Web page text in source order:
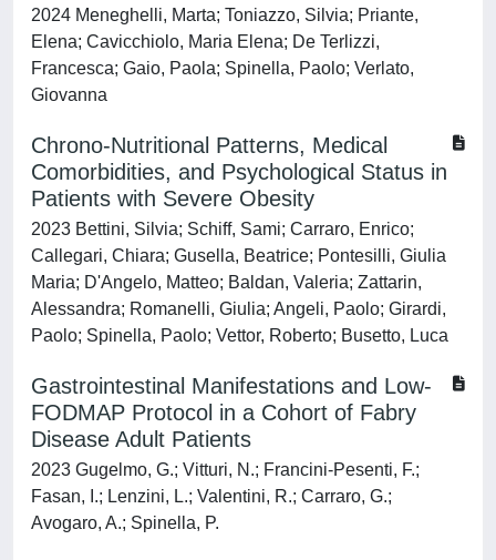
2024 Meneghelli, Marta; Toniazzo, Silvia; Priante,
Elena; Cavicchiolo, Maria Elena; De Terlizzi,
Francesca; Gaio, Paola; Spinella, Paolo; Verlato,
Giovanna
Chrono-Nutritional Patterns, Medical
Comorbidities, and Psychological Status in
Patients with Severe Obesity
2023 Bettini, Silvia; Schiff, Sami; Carraro, Enrico;
Callegari, Chiara; Gusella, Beatrice; Pontesilli, Giulia
Maria; D'Angelo, Matteo; Baldan, Valeria; Zattarin,
Alessandra; Romanelli, Giulia; Angeli, Paolo; Girardi,
Paolo; Spinella, Paolo; Vettor, Roberto; Busetto, Luca
Gastrointestinal Manifestations and Low-
FODMAP Protocol in a Cohort of Fabry
Disease Adult Patients
2023 Gugelmo, G.; Vitturi, N.; Francini-Pesenti, F.;
Fasan, I.; Lenzini, L.; Valentini, R.; Carraro, G.;
Avogaro, A.; Spinella, P.